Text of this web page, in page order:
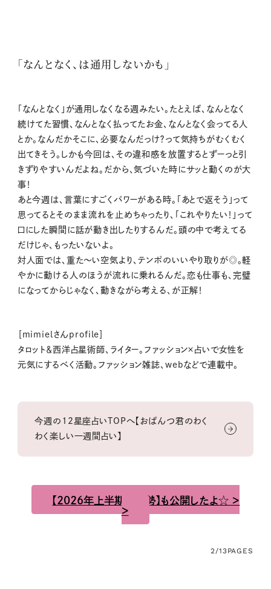
「なんとなく、は通用しないかも」
「なんとなく」が通用しなくなる週みたい。たとえば、なんとなく
続けてた習慣、なんとなく払ってたお金、なんとなく会ってる人
とか。なんだかそこに、必要なんだっけ？って気持ちがむくむく
出てきそう。しかも今回は、その違和感を放置するとずーっと引
きずりやすいんだよね。だから、気づいた時にサッと動くのが大
事！
あと今週は、言葉にすごくパワーがある時。「あとで返そう」って
思ってるとそのまま流れを止めちゃったり、「これやりたい！」って
口にした瞬間に話が動き出したりするんだ。頭の中で考えてる
だけじゃ、もったいないよ。
対人面では、重た〜い空気より、テンポのいいやり取りが◎。軽
やかに動ける人のほうが流れに乗れるんだ。恋も仕事も、完璧
になってからじゃなく、動きながら考える、が正解！
［mimielさんprofile］
タロット＆西洋占星術師、ライター。ファッション×占いで女性を
元気にするべく活動。ファッション雑誌、webなどで連載中。
今週の12星座占いTOPへ【おぱんつ君のわく
わく楽しい一週間占い】
【2026年上半期の運勢】も公開したよ☆ ＞
＞
2/13PAGES